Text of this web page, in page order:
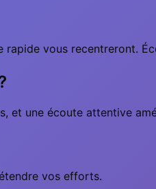
vous recentreront.
et une écoute attentive
vos efforts.